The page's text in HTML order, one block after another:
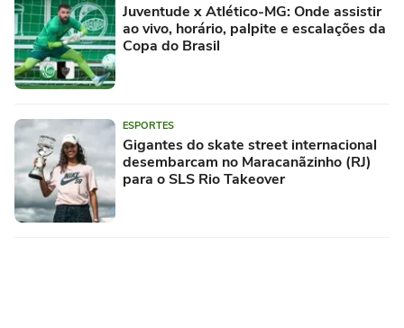
Juventude x Atlético-MG: Onde assistir
ao vivo, horário, palpite e escalações da
Copa do Brasil
ESPORTES
Gigantes do skate street internacional
desembarcam no Maracanãzinho (RJ)
para o SLS Rio Takeover